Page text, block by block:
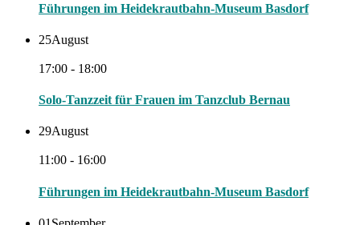
Führungen im Heidekrautbahn-Museum Basdorf
25August
17:00 - 18:00
Solo-Tanzzeit für Frauen im Tanzclub Bernau
29August
11:00 - 16:00
Führungen im Heidekrautbahn-Museum Basdorf